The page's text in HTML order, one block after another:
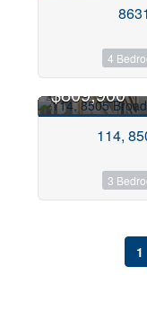
4
$809,900
114,
3
1